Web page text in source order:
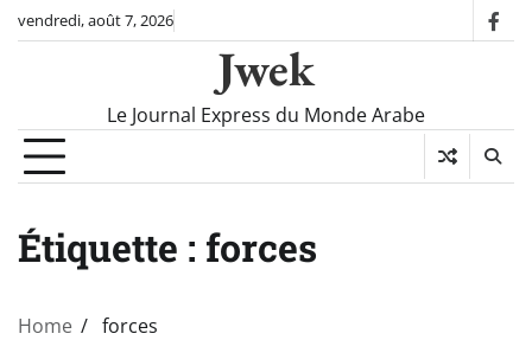
Skipvendredi, août 7, 2026
Jwek
Le Journal Express du Monde Arabe
Étiquette : forces
Home forces